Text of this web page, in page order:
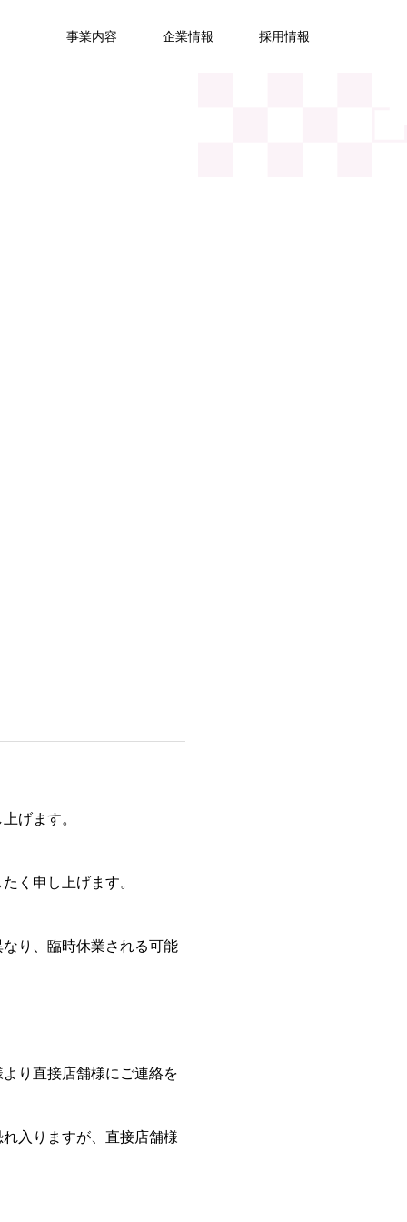
事業内容 企業情報 採用情報
げます。
く申し上げます。
り、臨時休業される可能
り直接店舗様にご連絡を
入りますが、直接店舗様